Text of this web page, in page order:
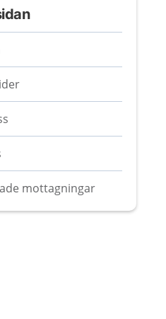
mottagningar